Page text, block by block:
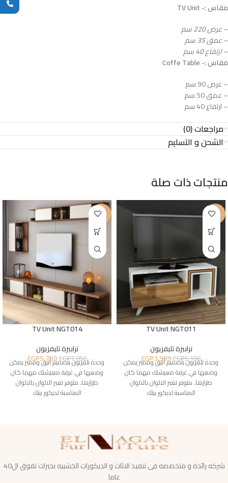
مقاس :- TV Unit
– عرض 220 سم
– عمق 35 سم
– ارتفاع 40 سم
مقاس :- Coffe Table
– عرض 90 سم
– عمق 50 سم
– ارتفاع 40 سم
مراجعات (0)
الشحن و التسليم
منتجات ذات صلة
-22%
TV Unit NGT011
ترابيزة تليفزيون
EGP5,100
EGP3,999
وحدة تلفزيون بتصميم أنيق ومميز يمكن
وضعها في غرفة معيشتك مهما كان
طرازها. متوفر تغير الالوان بالالوان
المناسبة لديكور بيتك
-27%
TV Unit NGT014
ترابيزة تليفزيون
EGP7,850
EGP5,750
وحدة تلفزيون بتصميم أنيق ومميز يمكن
وضعها في غرفة معيشتك مهما كان
طرازها. متوفر تغير الالوان بالالوان
المناسبة لديكور بيتك
شركه رائدة و متخصصه فى تنفيذ الاثاث و الديكورات الخشبيه بخبرات تفوق ال40
عاما